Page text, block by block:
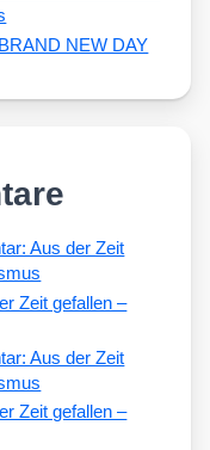
NEW DAY
Aus der Zeit
Zeit gefallen –
Aus der Zeit
Zeit gefallen –